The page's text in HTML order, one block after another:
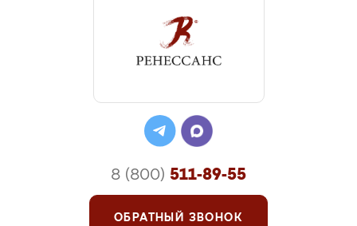
8 (800) 511-89-55
ОБРАТНЫЙ ЗВОНОК